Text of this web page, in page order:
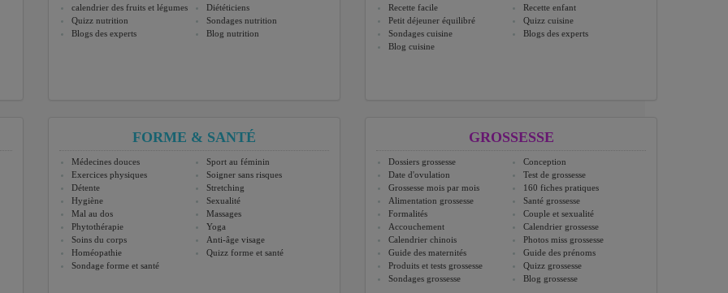
calendrier des fruits et légumes
Diététiciens
Quizz nutrition
Sondages nutrition
Blogs des experts
Blog nutrition
Recette facile
Recette enfant
Petit déjeuner équilibré
Quizz cuisine
Sondages cuisine
Blogs des experts
Blog cuisine
FORME & SANTÉ
Médecines douces
Sport au féminin
Exercices physiques
Soigner sans risques
Détente
Stretching
Hygiène
Sexualité
Mal au dos
Massages
Phytothérapie
Yoga
Soins du corps
Anti-âge visage
Homéopathie
Quizz forme et santé
Sondage forme et santé
GROSSESSE
Dossiers grossesse
Conception
Date d'ovulation
Test de grossesse
Grossesse mois par mois
160 fiches pratiques
Alimentation grossesse
Santé grossesse
Formalités
Couple et sexualité
Accouchement
Calendrier grossesse
Calendrier chinois
Photos miss grossesse
Guide des maternités
Guide des prénoms
Produits et tests grossesse
Quizz grossesse
Sondages grossesse
Blog grossesse